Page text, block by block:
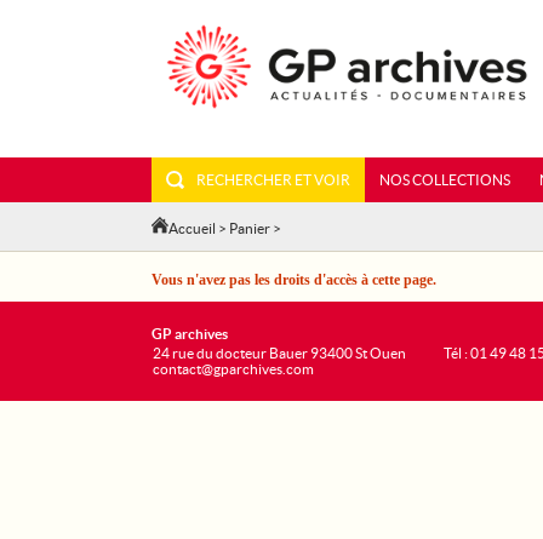
RECHERCHER ET VOIR NOS COLLECTIONS
Accueil > Panier >
Vous n'avez pas les droits d'accès à cette page.
GP archives
24 rue du docteur Bauer 93400 St Ouen
contact@gparchives.com
Tél : 01 49 48